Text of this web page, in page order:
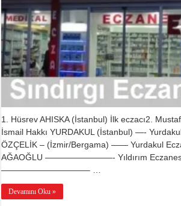
1. Hüsrev AHISKA (İstanbul) İlk eczacı2.
İsmail Hakkı YURDAKUL (İstanbul) —-
ÖZÇELİK – (İzmir/Bergama) —— Yurdakul
AĞAOĞLU ————————- Yıldırım
——————————– …
Devamını Oku »